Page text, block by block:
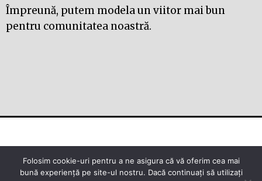
Împreună, putem modela un viitor mai bun
pentru comunitatea noastră.
Inovare , Călina Denis Lucian, Automation
Folosim cookie-uri pentru a ne asigura că vă oferim cea mai
bună experiență pe site-ul nostru. Dacă continuați să utilizați